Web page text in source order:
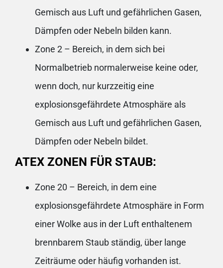
Gemisch aus Luft und gefährlichen Gasen,
Dämpfen oder Nebeln bilden kann.
Zone 2 – Bereich, in dem sich bei
Normalbetrieb normalerweise keine oder,
wenn doch, nur kurzzeitig eine
explosionsgefährdete Atmosphäre als
Gemisch aus Luft und gefährlichen Gasen,
Dämpfen oder Nebeln bildet.
ATEX ZONEN FÜR STAUB:
Zone 20 – Bereich, in dem eine
explosionsgefährdete Atmosphäre in Form
einer Wolke aus in der Luft enthaltenem
brennbarem Staub ständig, über lange
Zeiträume oder häufig vorhanden ist.